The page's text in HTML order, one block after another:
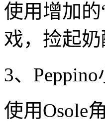
使用增加
戏，捡起
3、Peppino
使用Osole